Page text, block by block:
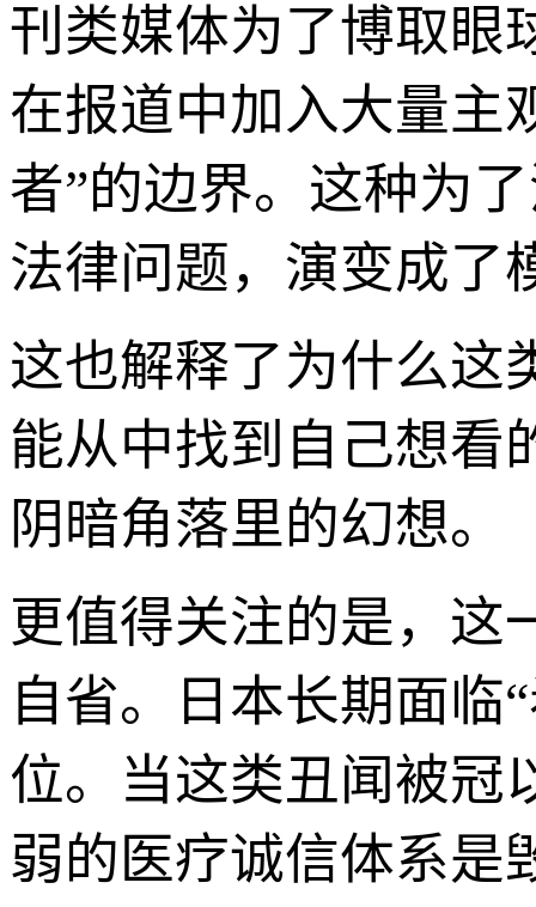
刊类媒体为了博取眼
在报道中加入大量主
者”的边界。这种为
法律问题，演变成了
这也解释了为什么
能从中找到自己想看
阴暗角落里的幻想。
更值得关注的是，这
自省。日本长期面临
位。当这类丑闻被冠
弱的医疗诚信体系是